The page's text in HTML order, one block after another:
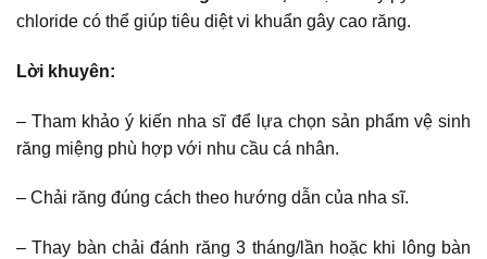
chloride có thể giúp tiêu diệt vi khuẩn gây cao răng.
Lời khuyên:
– Tham khảo ý kiến nha sĩ để lựa chọn sản phẩm vệ sinh
răng miệng phù hợp với nhu cầu cá nhân.
– Chải răng đúng cách theo hướng dẫn của nha sĩ.
– Thay bàn chải đánh răng 3 tháng/lần hoặc khi lông bàn